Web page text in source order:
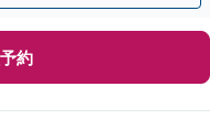
約